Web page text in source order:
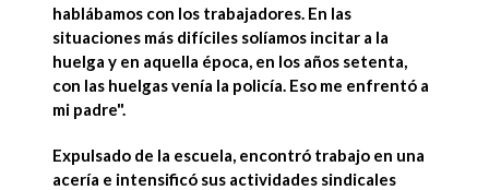
hablábamos con los trabajadores. En las
situaciones más difíciles solíamos incitar a la
huelga y en aquella época, en los años setenta,
con las huelgas venía la policía. Eso me enfrentó a
mi padre".
Expulsado de la escuela, encontró trabajo en una
acería e intensificó sus actividades sindicales